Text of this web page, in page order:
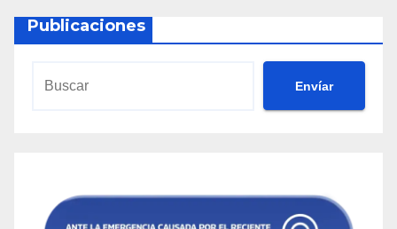
Publicaciones
Envíar